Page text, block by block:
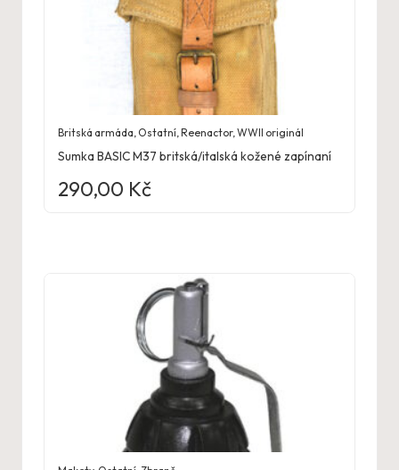
Britská armáda,Ostatní,Reenactor,WWII originál
Sumka BASIC M37 britská/italská kožené zapínaní
290,00 Kč